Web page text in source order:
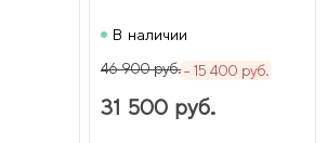
В наличии
46 900 руб.
15 400 руб.
31 500 руб.